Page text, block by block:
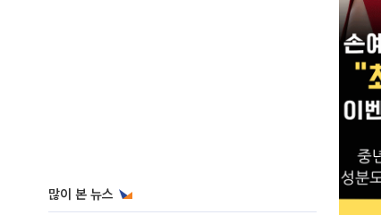
많이 본 뉴스